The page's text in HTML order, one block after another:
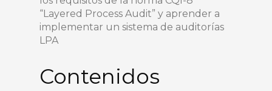
“Layered Process Audit” y aprender a
implementar un sistema de auditorías
LPA
Contenidos